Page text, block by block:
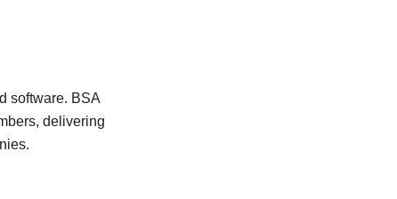
software. BSA
delivering